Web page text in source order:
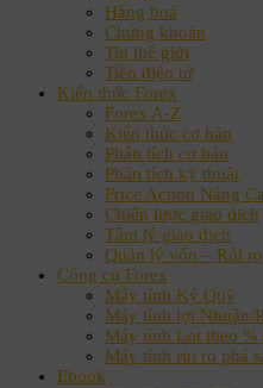
Hàng hoá
Chứng khoán
Tin thế giới
Tiền điện tử
Kiến thức Forex
Forex A-Z
Kiến thức cơ bản
Phân tích cơ bản
Phân tích kỹ thuật
Price Action Nâng
Chiến lược giao dịch
Tâm lý giao dịch
Quản lý vốn – Rủi ro
Công cụ Forex
Máy tính Ký Quỹ
Máy tính lợi Nhuận/
Máy tính Lot theo %
Máy tính rủi ro phá
Ebook